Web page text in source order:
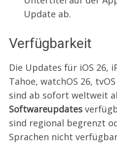
Update ab.
Verfügbarkeit
Die Updates für iOS 26,
Tahoe, watchOS 26,
sind ab sofort weltweit
Softwareupdates
sind regional begrenzt
Sprachen nicht